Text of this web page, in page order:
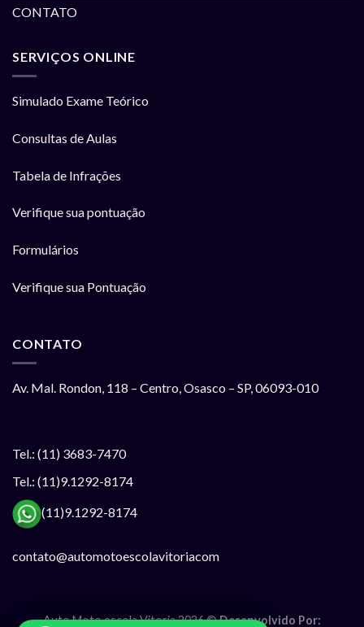
CONTATO
SERVIÇOS ONLINE
Simulado Exame Teórico
Consultas de Aulas
Tabela de Infrações
Verifique sua pontuação
Formulários
Verifique sua Pontuação
CONTATO
Av. Mal. Rondon, 118 – Centro, Osasco – SP, 06093-010
Tel.: (11) 3683-7470
Tel.: (11)9.1292-8174
(11)9.1292-8174
contato@automotoescolavitoriacom
Auto Moto escola Vitoria 2026 ©Desenvolvido Por: